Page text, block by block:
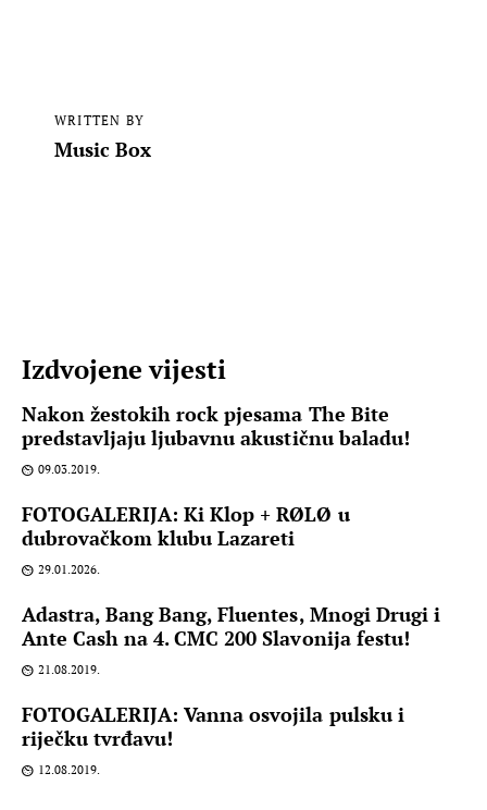
WRITTEN BY
Music Box
Izdvojene vijesti
Nakon žestokih rock pjesama The Bite
predstavljaju ljubavnu akustičnu baladu!
09.03.2019.
FOTOGALERIJA: Ki Klop + RØLØ u
dubrovačkom klubu Lazareti
29.01.2026.
Adastra, Bang Bang, Fluentes, Mnogi Drugi i
Ante Cash na 4. CMC 200 Slavonija festu!
21.08.2019.
FOTOGALERIJA: Vanna osvojila pulsku i
riječku tvrđavu!
12.08.2019.